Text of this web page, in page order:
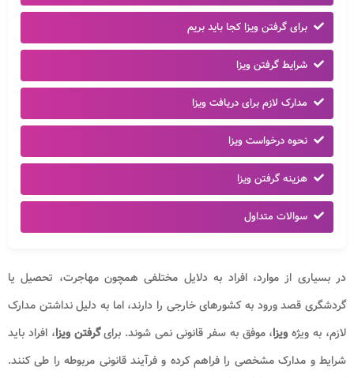
برای گرفتن ویزا کجا باید بریم
شرایط گرفتن ویزا
مدارک لازم برای دریافت ویزا
نحوه درخواست ویزا
هزینه گرفتن ویزا
سوالات متداول
در بسیاری از موارد، افراد به دلایل مختلفی همچون مهاجرت، تحصیل یا
گردشگری قصد ورود به کشورهای خارجی را دارند، اما به دلیل نداشتن مدارک
لازم، به ویژه ویزا، موفق به سفر قانونی نمی شوند. برایگرفتن ویزا، افراد باید
شرایط و مدارک مشخصی را فراهم کرده و فرآیند قانونی مربوطه را طی کنند.